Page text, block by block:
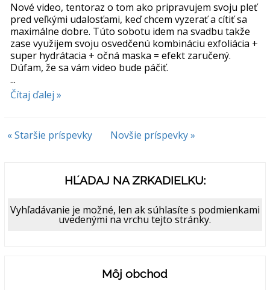
Nové video, tentoraz o tom ako pripravujem svoju pleť
pred veľkými udalosťami, keď chcem vyzerať a cítiť sa
maximálne dobre. Túto sobotu idem na svadbu takže
zase využijem svoju osvedčenú kombináciu exfoliácia +
super hydrátacia + očná maska = efekt zaručený.
Dúfam, že sa vám video bude páčiť.
...
Čítaj ďalej »
« Staršie príspevky Novšie príspevky »
HĽADAJ NA ZRKADIELKU:
Vyhľadávanie je možné, len ak súhlasíte s podmienkami
uvedenými na vrchu tejto stránky.
Môj obchod